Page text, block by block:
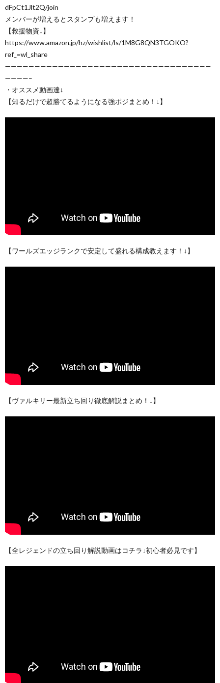
dFpCt1Jlt2Q/join
メンバーが増えるとスタンプも増えます！
【救援物資↓】
https://www.amazon.jp/hz/wishlist/ls/1M8G8QN3TGOKO?
ref_=wl_share
———————————————————————————————————
————–
・オススメ動画達↓
【知るだけで超勝てるようになる強ポジまとめ！↓】
【ワールズエッジランクで安定して盛れる構成教えます！↓】
【ヴァルキリー最新立ち回り徹底解説まとめ！↓】
【全レジェンドの立ち回り解説動画はコチラ↓初心者必見です】